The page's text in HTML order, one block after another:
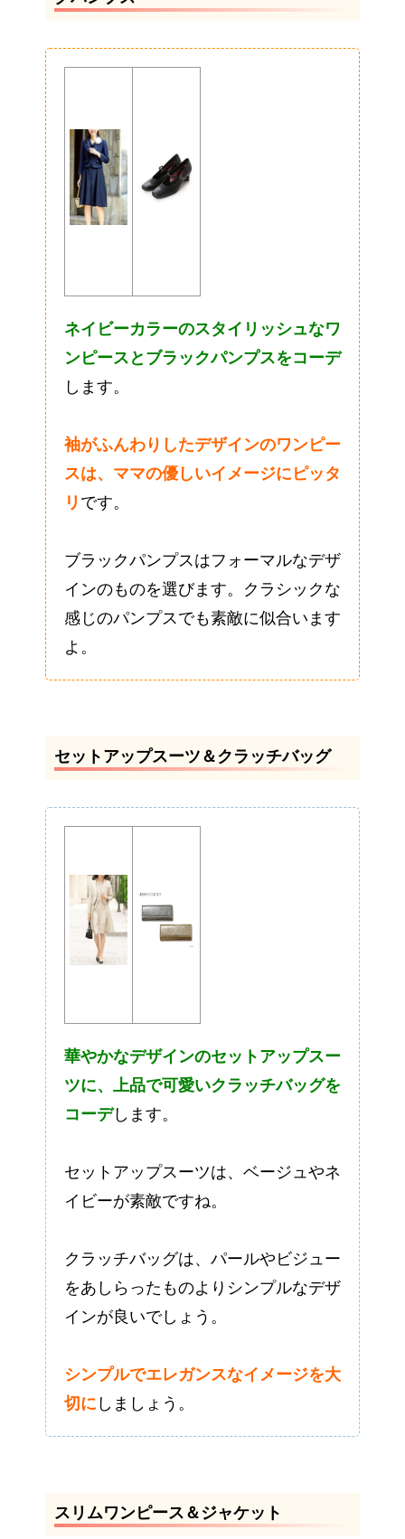
ネイビーカラーのスタイリッシュなワ
ンピースとブラックパンプスをコーデ
します。
袖がふんわりしたデザインのワンピー
スは、ママの優しいイメージにピッタ
リ です。
ブラックパンプスはフォーマルなデザ
インのものを選びます。クラシックな
感じのパンプスでも素敵に似合います
よ。
セットアップスーツ＆クラッチバッグ
華やかなデザインのセットアップスー
ツに、上品で可愛いクラッチバッグを
コーデします。
セットアップスーツは、ベージュやネ
イビーが素敵ですね。
クラッチバッグは、パールやビジュー
をあしらったものよりシンプルなデザ
インが良いでしょう。
シンプルでエレガンスなイメージを大
切に しましょう。
スリムワンピース＆ジャケット